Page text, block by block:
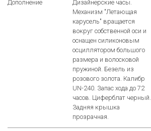
Дополнение
Дизайнерские часы.
Механизм "Летающая
карусель" вращается
вокруг собственной оси и
оснащен силиконовым
осциллятором большого
размера и волосковой
пружиной. Безель из
розового золота. Калибр
UN-240. Запас хода до 72
часов. Циферблат черный.
Задняя крышка
прозрачная.